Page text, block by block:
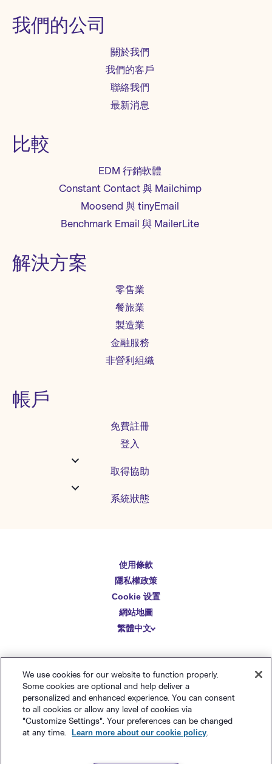
我們的公司
關於我們
我們的客戶
聯絡我們
最新消息
比較
EDM 行銷軟體
Constant Contact 與 Mailchimp
Moosend 與 tinyEmail
Benchmark Email 與 MailerLite
解決方案
零售業
餐旅業
製造業
金融服務
非營利組織
帳戶
免費註冊
登入
取得協助
系統狀態
使用條款
隱私權政策
Cookie 设置
網站地圖
繁體中文
English
Español
Deutsch
简体中文
Italiano
Português (BR)
Français
Polaris Software, LLC 的註冊商標
We use cookies for our website to function properly.
Some cookies are optional and help deliver a
personalized and enhanced experience. You can consent
to all cookies or allow any level of cookies via
"Customize Settings". Your preferences can be changed
at any time.
Learn more about our cookie policy.